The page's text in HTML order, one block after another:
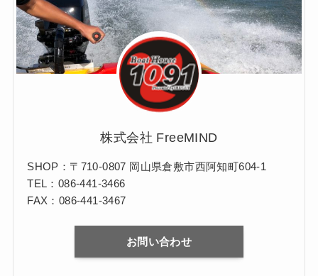
株式会社 FreeMIND
SHOP：〒710-0807 岡山県倉敷市西阿知町604-1
TEL：086-441-3466
FAX：086-441-3467
お問い合わせ